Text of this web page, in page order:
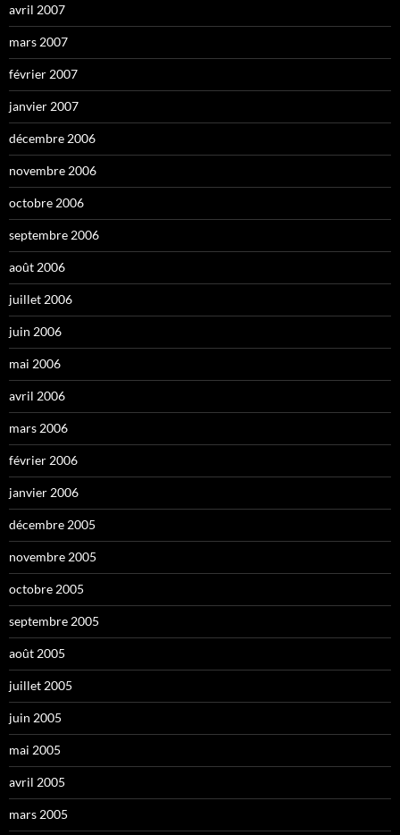
avril 2007
mars 2007
février 2007
janvier 2007
décembre 2006
novembre 2006
octobre 2006
septembre 2006
août 2006
juillet 2006
juin 2006
mai 2006
avril 2006
mars 2006
février 2006
janvier 2006
décembre 2005
novembre 2005
octobre 2005
septembre 2005
août 2005
juillet 2005
juin 2005
mai 2005
avril 2005
mars 2005